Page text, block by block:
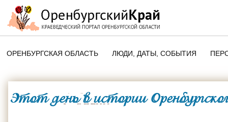
ОРЕНБУРГСКАЯ ОБЛАСТЬ ЛЮДИ, ДАТЫ, CОБЫТИЯ
ЭТОТ ДЕНЬ В ИСТОРИИ
ПАМЯТНЫЕ ДАТЫ
Этот день в истории
1 Июля